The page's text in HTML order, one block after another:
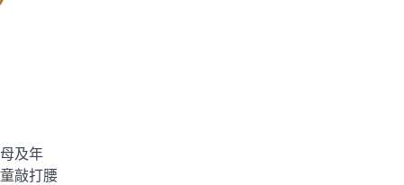
及年
敲打腰